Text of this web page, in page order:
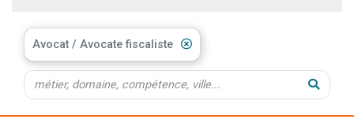
Avocat / Avocate fiscaliste